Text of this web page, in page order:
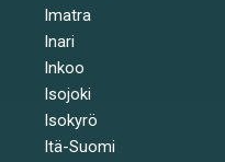
Imatra
Inari
Inkoo
Isojoki
Isokyrö
Itä-Suomi